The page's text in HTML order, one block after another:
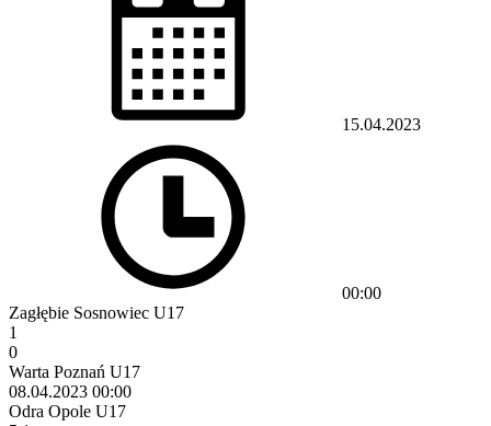
15.04.2023
00:00
Zagłębie Sosnowiec U17
1
0
Warta Poznań U17
08.04.2023 00:00
Odra Opole U17